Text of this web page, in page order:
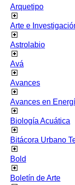
Arquetipo
Arte e
Astrolabio
Avá
Avances
Avances en
Biología Acuática
Bitácora Urbano
Bold
Boletín de Arte